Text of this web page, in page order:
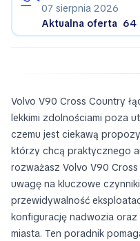
07 sierpnia 2026
Aktualna oferta 64
Volvo V90 Cross Country
lekkimi zdolnościami poza
czemu jest ciekawą
którzy chcą praktycznego
rozważasz Volvo V90
uwagę na kluczowe
przewidywalność
konfigurację nadwozia
miasta. Ten poradnik